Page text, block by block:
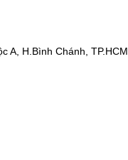
A, H.Bình Chánh, TP.HCM